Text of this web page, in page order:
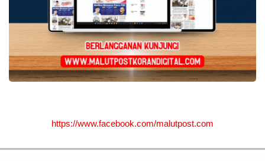
https://www.facebook.com/malutpost.com